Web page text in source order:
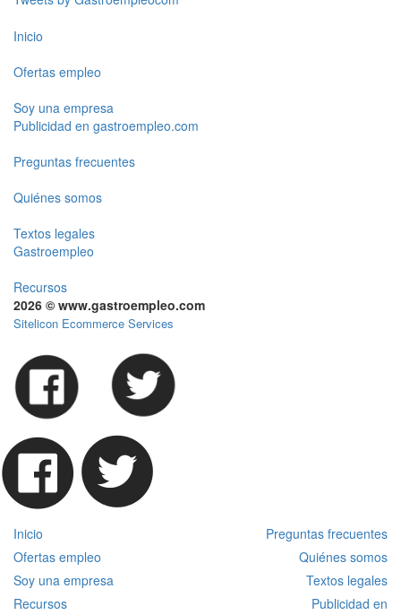
Inicio
Ofertas empleo
Soy una empresa
Publicidad en gastroempleo.com
Preguntas frecuentes
Quiénes somos
Textos legales
Gastroempleo
Recursos
2026 © www.gastroempleo.com
Sitelicon Ecommerce Services
Inicio
Preguntas frecuentes
Ofertas empleo
Quiénes somos
Soy una empresa
Textos legales
Recursos
Publicidad en